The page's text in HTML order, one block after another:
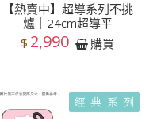
【熱賣中】超導系列不挑
爐｜24cm超導平
$ 2,990 購買